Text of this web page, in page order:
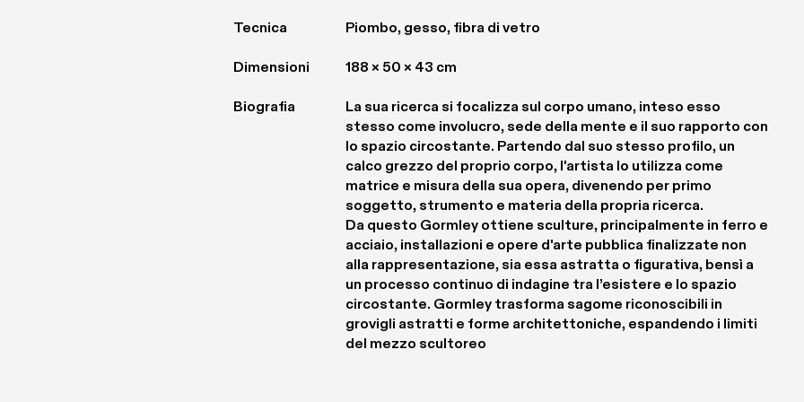
Tecnica Piombo, gesso, fibra di vetro
Dimensioni 188 × 50 × 43 cm
Biografia
La sua ricerca si focalizza sul corpo umano, inteso esso
stesso come involucro, sede della mente e il suo rapporto con
lo spazio circostante. Partendo dal suo stesso profilo, un
calco grezzo del proprio corpo, l'artista lo utilizza come
matrice e misura della sua opera, divenendo per primo
soggetto, strumento e materia della propria ricerca.
Da questo Gormley ottiene sculture, principalmente in ferro e
acciaio, installazioni e opere d'arte pubblica finalizzate non
alla rappresentazione, sia essa astratta o figurativa, bensì a
un processo continuo di indagine tra l’esistere e lo spazio
circostante. Gormley trasforma sagome riconoscibili in
grovigli astratti e forme architettoniche, espandendo i limiti
del mezzo scultoreo